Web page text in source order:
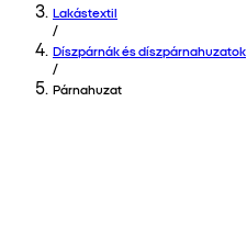
Lakástextil
/
Díszpárnák és díszpárnahuzatok
/
Párnahuzat